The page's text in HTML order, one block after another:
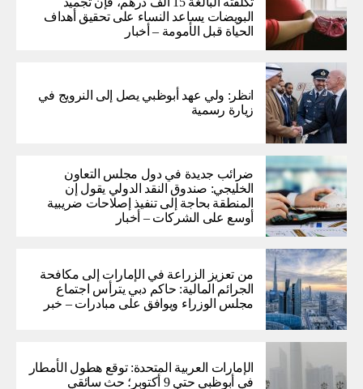
البويضات يساعد النساء على تحقيق أهداف
الحياة قبل الأمومة – أخبار
انظر: ولي عهد أبوظبي يصل إلى النرويج في
زيارة رسمية
ضرائب جديدة في دول مجلس التعاون
الخليجي: صندوق النقد الدولي يقول إن
المنطقة بحاجة إلى تنفيذ إصلاحات ضريبية
أوسع على الشركات – أخبار
من تعزيز الزراعة في الإمارات إلى مكافحة
الجرائم المالية: حاكم دبي يترأس اجتماع
مجلس الوزراء ويوافق على مبادرات – خبر
الإمارات العربية المتحدة: توقع هطول الأمطار
في أبوظبي حتى 9 أكتوبر؛ حث سائقي